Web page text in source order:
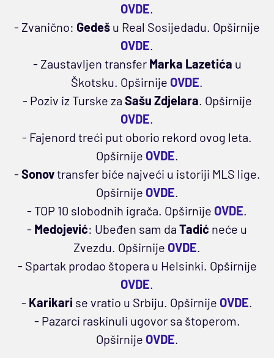
OVDE.
- Zvanično: Gedeš u Real Sosijedadu. Opširnije
OVDE.
- Zaustavljen transfer Marka Lazetića u
Škotsku. Opširnije OVDE.
- Poziv iz Turske za Sašu Zdjelara. Opširnije
OVDE.
- Fajenord treći put oborio rekord ovog leta.
Opširnije OVDE.
- Sonovtransfer biće najveći u istoriji MLS lige.
Opširnije OVDE.
- TOP 10 slobodnih igrača. Opširnije OVDE.
- Medojević: Ubeđen sam da Tadić neće u
Zvezdu. Opširnije OVDE.
- Spartak prodao štopera u Helsinki. Opširnije
OVDE.
- Karikari se vratio u Srbiju. Opširnije OVDE.
- Pazarci raskinuli ugovor sa štoperom.
Opširnije OVDE.